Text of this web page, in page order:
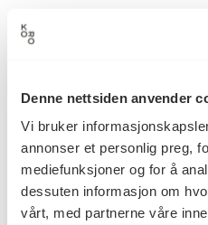
Denne nettsiden anvender
Vi bruker
annonser et personlig preg,
mediefunksjoner og for å
dessuten informasjon om
vårt, med partnerne våre
Datering
Kunstner Iver Jåks
Kategori